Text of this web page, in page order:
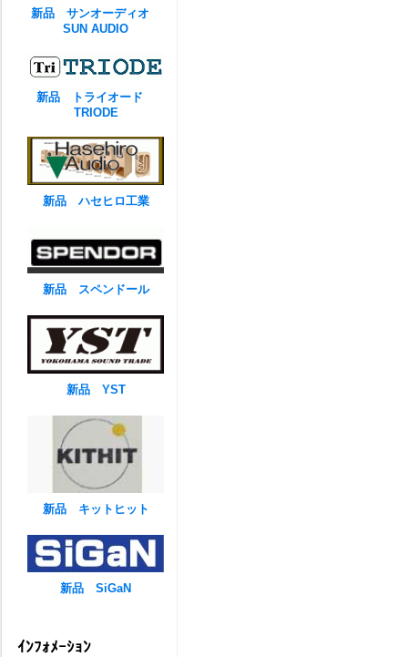
新品 サンオーディオ
SUN AUDIO
新品 トライオード
TRIODE
新品 ハセヒロ工業
新品 スペンドール
新品 YST
新品 キットヒット
新品 SiGaN
ｲﾝﾌｫﾒｰｼｮﾝ